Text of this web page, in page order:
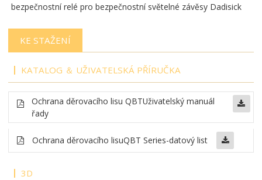
bezpečnostní relé pro bezpečnostní světelné závěsy Dadisick
KE STAŽENÍ
KATALOG ＆ UŽIVATELSKÁ PŘÍRUČKA
Ochrana děrovacího lisu QBTUživatelský manuál
řady
Ochrana děrovacího lisuQBT Series-datový list
3D